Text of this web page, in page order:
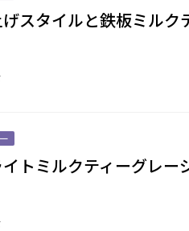
スタイルと鉄板ミルク
トミルクティーグレー